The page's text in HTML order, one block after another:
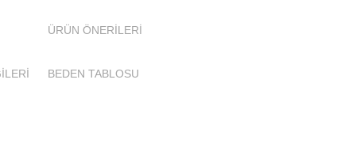
ÜRÜN ÖNERILERI
BEDEN TABLOSU